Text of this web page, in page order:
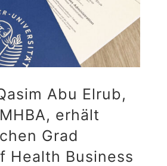
Abu Elrub,
erhält
Grad
Health Business